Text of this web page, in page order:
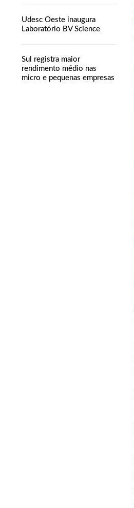
Udesc Oeste inaugura
Laboratório BV Science
Sul registra maior
rendimento médio nas
micro e pequenas empresas